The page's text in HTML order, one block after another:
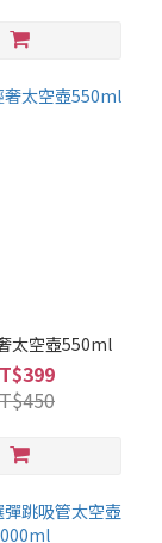
太空壺550ml